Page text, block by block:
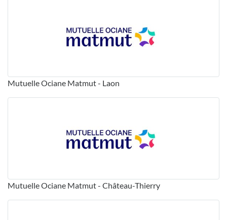
Mutuelle Ociane Matmut - Laon
Mutuelle Ociane Matmut - Château-Thierry